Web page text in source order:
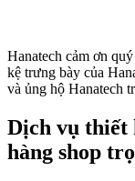
Hanatech cảm ơn
kệ trưng bày của
và ủng hộ Hanatech
Dịch vụ thiết
hàng shop